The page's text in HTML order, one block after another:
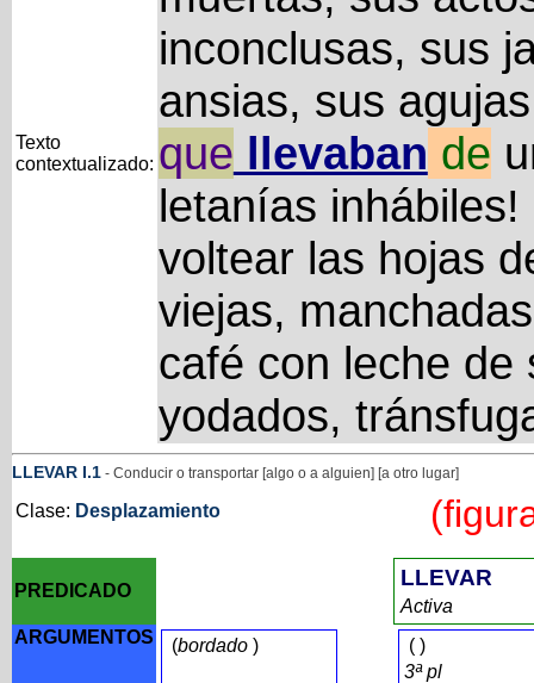
Texto
contextualizado:
inconclusas, sus
ansias, sus
que llevaban de
letanías
voltear las hojas
viejas,
café con leche
yodados,
LLEVAR I.1- Conducir o transportar [algo o a alguien] [a otro lugar]
Clase: Desplazamiento
PREDICADO
LLEVAR
Activa
ARGUMENTOS
(bordado) ()
3ª pl